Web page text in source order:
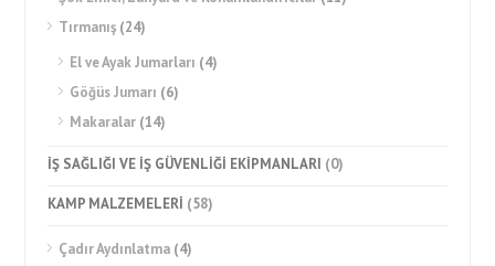
Tırmanış (24)
El ve Ayak Jumarları (4)
Göğüs Jumarı (6)
Makaralar (14)
İŞ SAĞLIĞI VE İŞ GÜVENLİĞİ EKİPMANLARI (0)
KAMP MALZEMELERİ (58)
Çadır Aydınlatma (4)